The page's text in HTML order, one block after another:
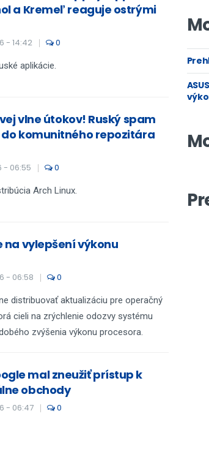
a Kremeľ reaguje ostrými
- 14:42 0
aplikácie.
vlne útokov! Ruský spam
komunitného repozitára
- 06:55 0
Arch Linux.
vylepšení výkonu
- 06:58 0
distribuovať aktualizáciu pre operačný
cieli na zrýchlenie odozvy systému
zvýšenia výkonu procesora.
mal zneužiť prístup k
obchody
- 06:47 0